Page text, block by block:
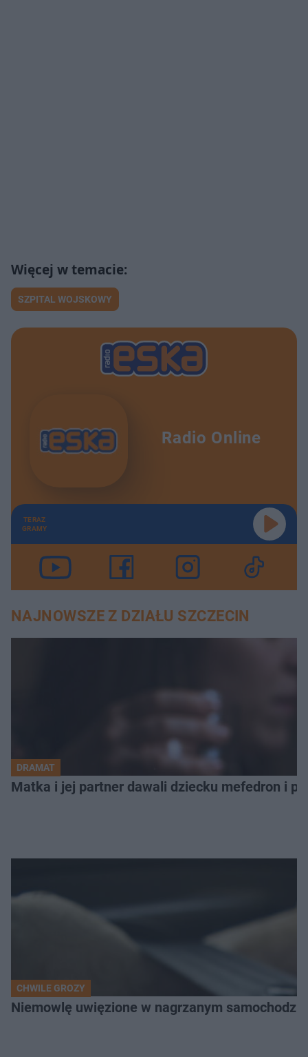
SZPITAL WOJSKOWY
Radio Online
TERAZ
GRAMY
NAJNOWSZE Z DZIAŁU SZCZECIN
DRAMAT
Matka i jej partner dawali dziecku mefedron i
CHWILE GROZY
Niemowlę uwięzione w nagrzanym